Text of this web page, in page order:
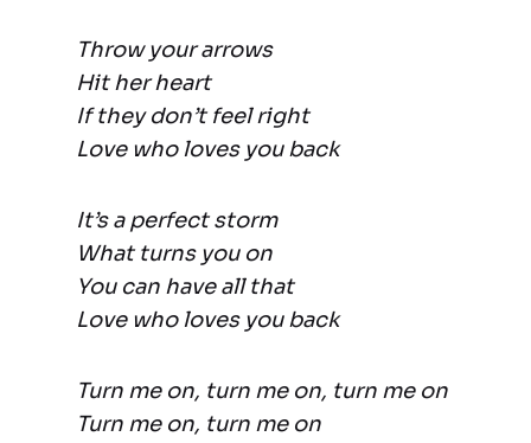
Throw your arrows
Hit her heart
If they don’t feel right
Love who loves you back
It’s a perfect storm
What turns you on
You can have all that
Love who loves you back
Turn me on, turn me on, turn me on
Turn me on, turn me on